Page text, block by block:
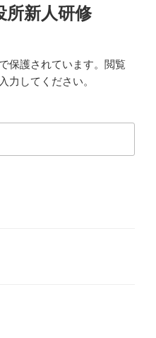
所新人研修
保護されています。閲覧
力してください。